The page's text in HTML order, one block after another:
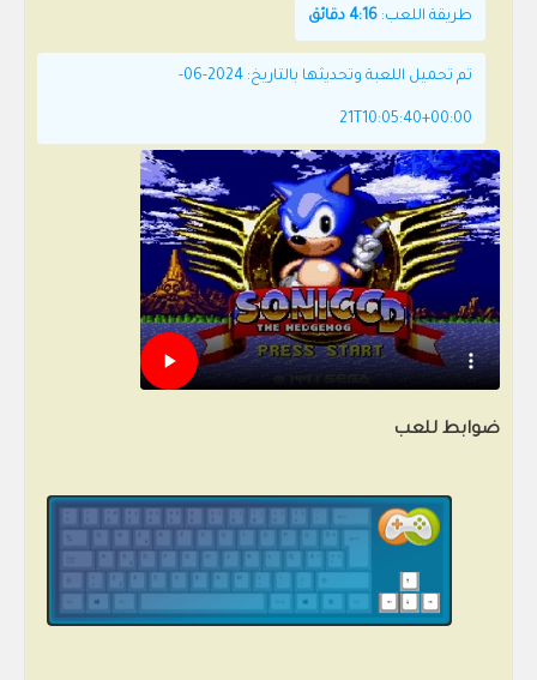
طريقة اللعب: 4:16 دقائق
تم تحميل اللعبة وتحديثها بالتاريخ: 2024-06-
21T10:05:40+00:00
ضوابط للعب